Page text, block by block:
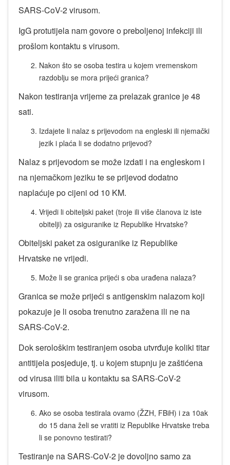
SARS-CoV-2 virusom.
IgG protutijela nam govore o preboljenoj infekciji ili
prošlom kontaktu s virusom.
Nakon što se osoba testira u kojem vremenskom
razdoblju se mora prijeći granica?
Nakon testiranja vrijeme za prelazak granice je 48
sati.
Izdajete li nalaz s prijevodom na engleski ili njemački
jezik i plaća li se dodatno prijevod?
Nalaz s prijevodom se može izdati i na engleskom i
na njemačkom jeziku te se prijevod dodatno
naplaćuje po cijeni od 10 KM.
Vrijedi li obiteljski paket (troje ili više članova iz iste
obitelji) za osiguranike iz Republike Hrvatske?
Obiteljski paket za osiguranike iz Republike
Hrvatske ne vrijedi.
Može li se granica prijeći s oba urađena nalaza?
Granica se može prijeći s antigenskim nalazom koji
pokazuje je li osoba trenutno zaražena ili ne na
SARS-CoV-2.
Dok serološkim testiranjem osoba utvrđuje koliki titar
antitijela posjeduje, tj. u kojem stupnju je zaštićena
od virusa iliti bila u kontaktu sa SARS-CoV-2
virusom.
Ako se osoba testirala ovamo (ŽZH, FBiH) i za 10ak
do 15 dana želi se vratiti iz Republike Hrvatske treba
li se ponovno testirati?
Testiranje na SARS-CoV-2 je dovoljno samo za